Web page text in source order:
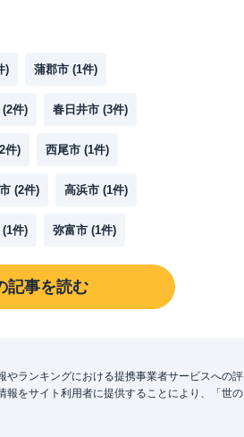
) 蒲郡市 (1件)
(2件) 春日井市 (3件)
2件) 西尾市 (1件)
(2件) 高浜市 (1件)
(1件) 弥富市 (1件)
記事を読む
ランキングにおける提携事業者サービスへの評
をサイト利用者に提供することにより、「世の